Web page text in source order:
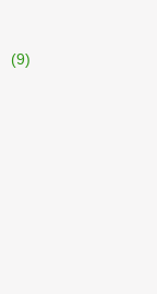
(9)